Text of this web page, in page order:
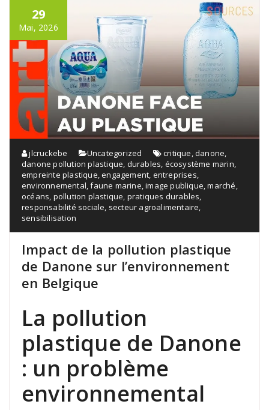
29
Mai, 2026
jlcruckebe Uncategorized critique,danone,
danone pollution plastique, durables, écosystème marin,
empreinte plastique,engagement, entreprises,
environnemental,faune marine,image publique,marché,
océans, pollution plastique, pratiques durables,
responsabilité sociale, secteur agroalimentaire,
sensibilisation
Impact de la pollution plastique
de Danone sur l’environnement
en Belgique
La pollution
plastique de Danone
: un problème
environnemental